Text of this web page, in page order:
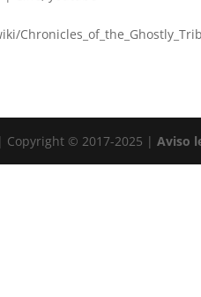
| Copyright © 2017-2025 |Aviso